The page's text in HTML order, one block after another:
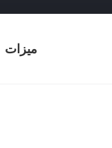
ميزات